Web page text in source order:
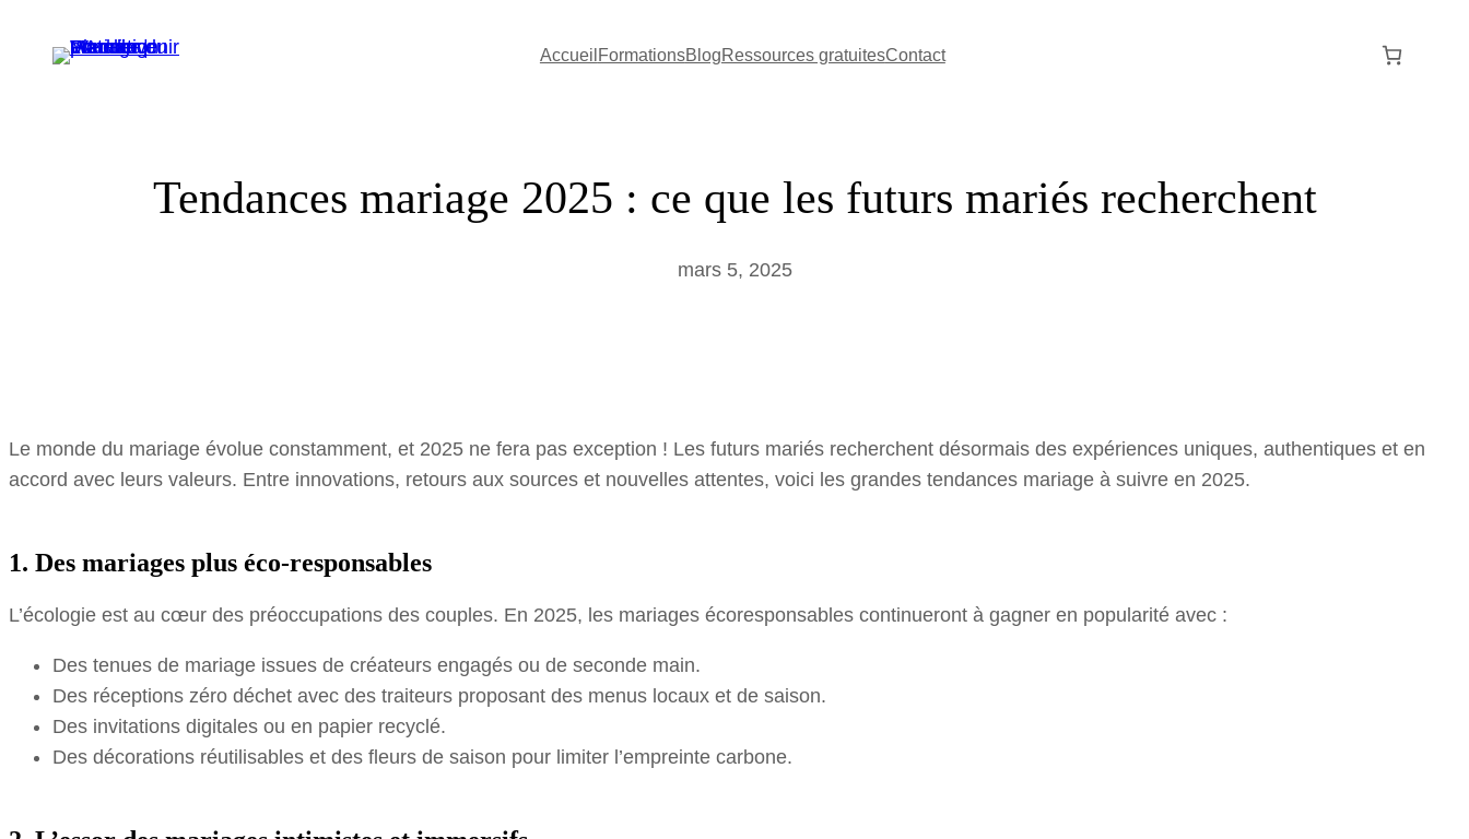
Accueil FormationsBlogRessources gratuitesContact
Tendances mariage 2025 : ce que les futurs mariés recherchent
mars 5, 2025
Le monde du mariage évolue constamment, et 2025 ne fera pas exception ! Les futurs mariés recherchent désormais des expériences uniques, authentiques et en
accord avec leurs valeurs. Entre innovations, retours aux sources et nouvelles attentes, voici les grandes tendances mariage à suivre en 2025.
1. Des mariages plus éco-responsables
L’écologie est au cœur des préoccupations des couples. En 2025, les mariages écoresponsables continueront à gagner en popularité avec :
Des tenues de mariage issues de créateurs engagés ou de seconde main.
Des réceptions zéro déchet avec des traiteurs proposant des menus locaux et de saison.
Des invitations digitales ou en papier recyclé.
Des décorations réutilisables et des fleurs de saison pour limiter l’empreinte carbone.